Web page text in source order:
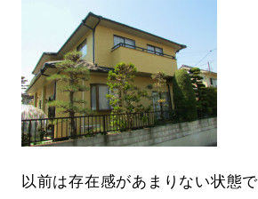
以前は存在感があまりない状態